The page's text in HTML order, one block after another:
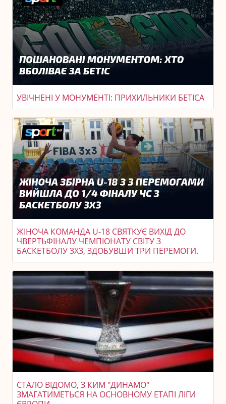
УВІЧНЕНІ У МОНУМЕНТІ: ПРИХИЛЬНИКИ БЕТІСА
ЖІНОЧА КОМАНДА U-18 СВЯТКУЄ ВИХІД ДО
ЧВЕРТЬФІНАЛУ ЧЕМПІОНАТУ СВІТУ З
БАСКЕТБОЛУ 3X3, ЗДОБУВШИ ТРИ ПЕРЕМОГИ.
СТАЛО ВІДОМО, З КИМ "ДИНАМО"
ЗМАГАТИМЕТЬСЯ НА ОСНОВНОМУ ЕТАПІ ЛІГИ